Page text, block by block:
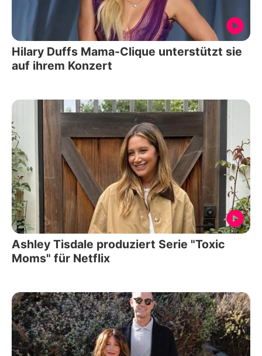
Hilary Duffs Mama-Clique unterstützt sie
auf ihrem Konzert
Ashley Tisdale produziert Serie "Toxic
Moms" für Netflix